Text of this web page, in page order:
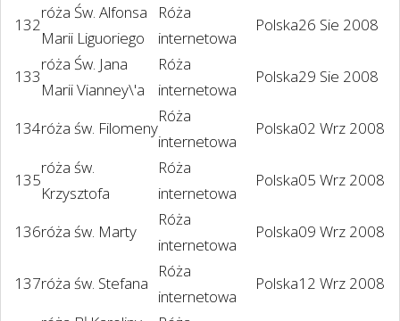
132
róża Św. Alfonsa
Marii Liguoriego
Róża
internetowa
Polska26 Sie 2008
133
róża Św. Jana
Marii Vianney\'a
Róża
internetowa
Polska29 Sie 2008
134róża św. Filomeny
Róża
internetowa
Polska02 Wrz 2008
135
róża św.
Krzysztofa
Róża
internetowa
Polska05 Wrz 2008
136róża św. Marty
Róża
internetowa
Polska09 Wrz 2008
137róża św. Stefana
Róża
internetowa
Polska12 Wrz 2008